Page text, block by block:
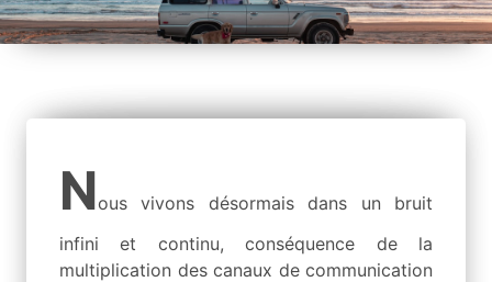
Nous vivons désormais dans un bruit
infini et continu, conséquence de la
multiplication des canaux de communication